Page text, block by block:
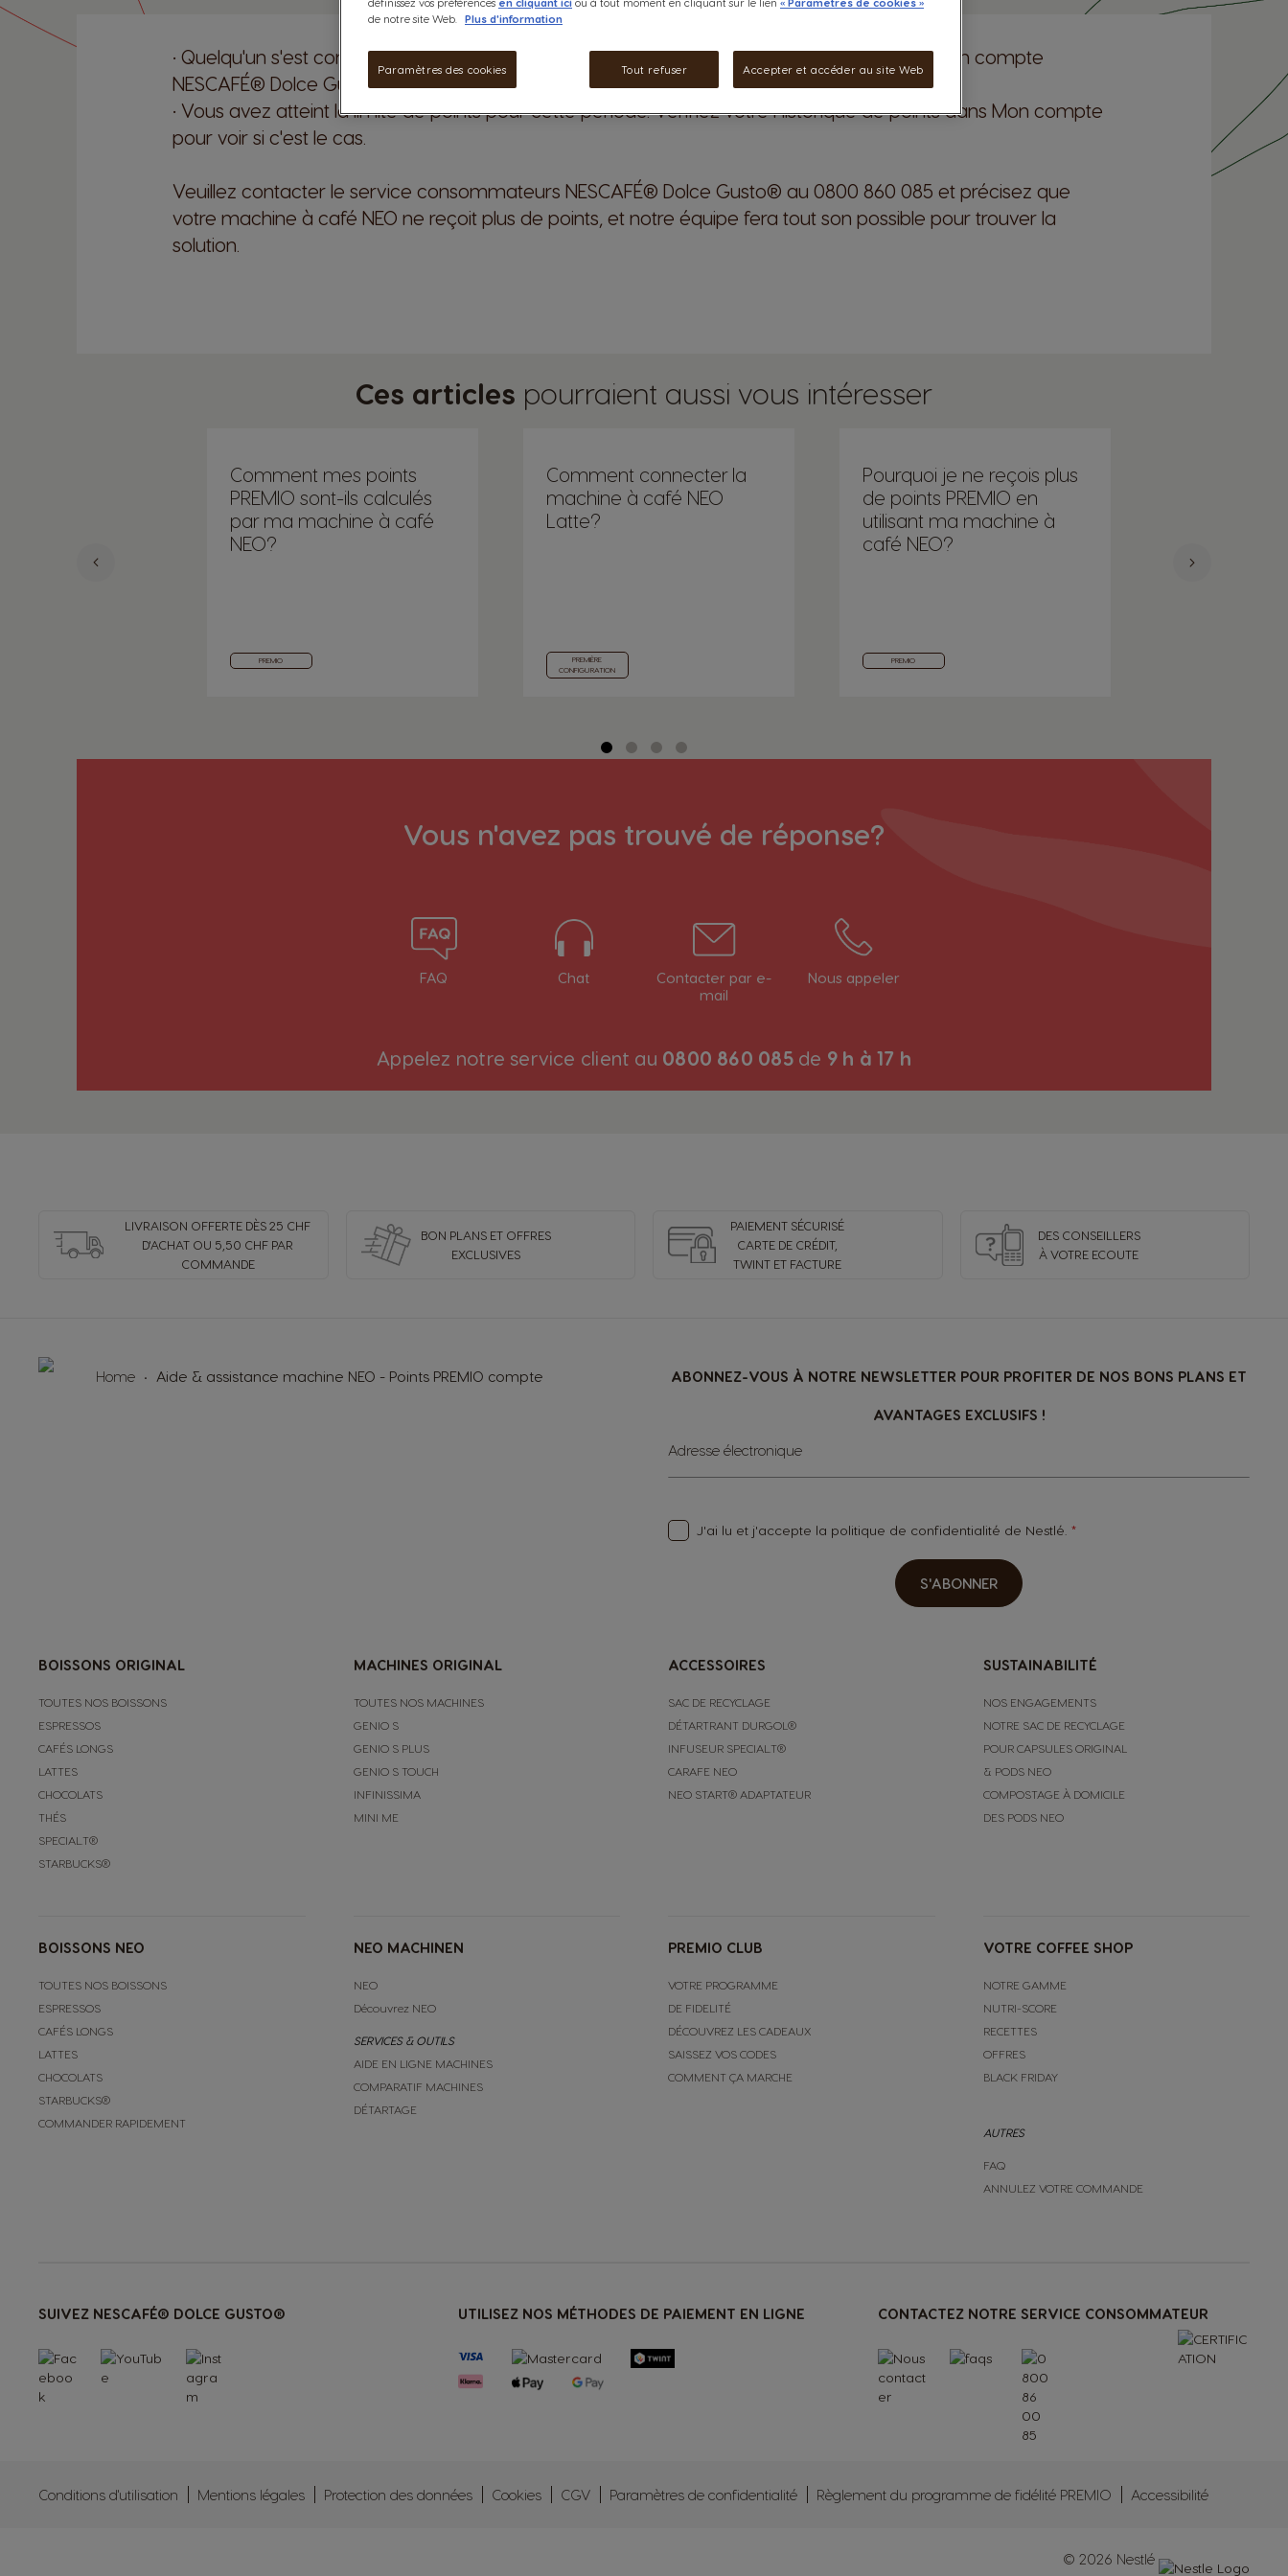
• Quelqu'un s'est connecté à votre machine NEO Latte par NESCAFÉ® Dolce Gusto® avec son compte
NESCAFÉ® Dolce Gusto®, et c'est donc ce compte qui reçoit les points.
• Vous avez atteint la limite de points pour cette période. Vérifiez votre Historique de points dans Mon compte
pour voir si c'est le cas.
Veuillez contacter le service consommateurs NESCAFÉ® Dolce Gusto® au 0800 860 085 et précisez que
votre machine à café NEO ne reçoit plus de points, et notre équipe fera tout son possible pour trouver la
solution.
Ces articles pourraient aussi vous intéresser
Comment mes points
PREMIO sont-ils calculés
par ma machine à café
NEO?
PREMIO
Comment connecter la
machine à café NEO
Latte?
PREMIÈRE
CONFIGURATION
Pourquoi je ne reçois plus
de points PREMIO en
utilisant ma machine à
café NEO?
PREMIO
NESCAFÉ®
Vous n'avez pas trouvé de réponse?
FAQ Chat
Contacter par e-
mail
Nous appeler
Appelez notre service client au 0800 860 085de 9 h à 17 h
LIVRAISON OFFERTE DÈS 25 CHF
D'ACHAT OU 5,50 CHF PAR
COMMANDE
BON PLANS ET OFFRES
EXCLUSIVES
PAIEMENT SÉCURISÉ
CARTE DE CRÉDIT,
TWINT ET FACTURE
DES CONSEILLERS
À VOTRE ECOUTE
Home Aide & assistance machine NEO - Points PREMIO compte ABONNEZ-VOUS À NOTRE NEWSLETTER POUR PROFITER DE NOS BONS PLANS ET
AVANTAGES EXCLUSIFS !
Sign
Up
for
Newsletter:
Adresse électronique
J'ai lu et j'accepte la politique de confidentialité de Nestlé.
S'ABONNER
BOISSONS ORIGINAL
TOUTES NOS BOISSONS
ESPRESSOS
CAFÉS LONGS
LATTES
CHOCOLATS
THÉS
SPECIAL.T®
STARBUCKS®
BOISSONS NEO
TOUTES NOS BOISSONS
ESPRESSOS
CAFÉS LONGS
LATTES
CHOCOLATS
STARBUCKS®
COMMANDER RAPIDEMENT
MACHINES ORIGINAL
TOUTES NOS MACHINES
GENIO S
GENIO S PLUS
GENIO S TOUCH
INFINISSIMA
MINI ME
NEO MACHINEN
NEO
Découvrez NEO
SERVICES & OUTILS
AIDE EN LIGNE MACHINES
COMPARATIF MACHINES
DÉTARTAGE
ACCESSOIRES
SAC DE RECYCLAGE
DÉTARTRANT DURGOL®
INFUSEUR SPECIAL.T®
CARAFE NEO
NEO START® ADAPTATEUR
PREMIO CLUB
VOTRE PROGRAMME
DE FIDELITÉ
DÉCOUVREZ LES CADEAUX
SAISSEZ VOS CODES
COMMENT ÇA MARCHE
SUSTAINABILITÉ
NOS ENGAGEMENTS
NOTRE SAC DE RECYCLAGE
POUR CAPSULES ORIGINAL
& PODS NEO
COMPOSTAGE À DOMICILE
DES PODS NEO
VOTRE COFFEE SHOP
NOTRE GAMME
NUTRI-SCORE
RECETTES
OFFRES
BLACK FRIDAY
AUTRES
FAQ
ANNULEZ VOTRE COMMANDE
SUIVEZ NESCAFÉ® DOLCE GUSTO® UTILISEZ NOS MÉTHODES DE PAIEMENT EN LIGNE CONTACTEZ NOTRE SERVICE CONSOMMATEUR
Conditions d'utilisation Mentions légales Protection des données Cookies CGV Paramètres de confidentialité Règlement du programme de fidélité PREMIO Accessibilité
© 2026 Nestlé
définissez vos préférences en cliquant ici ou à tout moment en cliquant sur le lien « Paramètres de cookies »
de notre site Web.
Plus d'information
Paramètres des cookies Tout refuser Accepter et accéder au site Web